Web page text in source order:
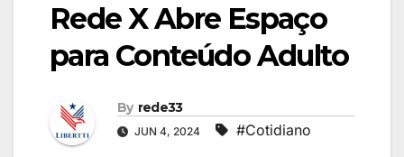
Rede X Abre Espaço
para Conteúdo Adulto
By rede33
JUN 4, 2024 #Cotidiano